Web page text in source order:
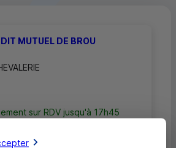
MUTUEL DE BROU
sur RDV jusqu'à 17h45